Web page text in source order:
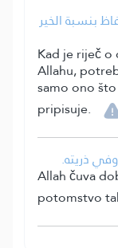
بنسبة الخير
Kad je riječ
Allahu,
samo ono
pripisuje.
ذريته.
Allah čuva
potomstvo